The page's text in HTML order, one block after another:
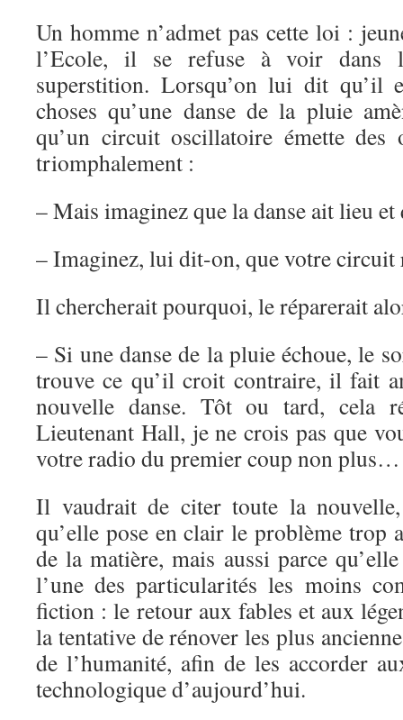
Un homme n’admet pas cette loi :
l’Ecole, il se refuse à voir dans
superstition. Lorsqu’on lui dit qu’il
choses qu’une danse de la pluie
qu’un circuit oscillatoire émette des
triomphalement :
– Mais imaginez que la danse ait lieu et
– Imaginez, lui dit-on, que votre circuit
Il chercherait pourquoi, le réparerait
– Si une danse de la pluie échoue, le
trouve ce qu’il croit contraire, il fait
nouvelle danse. Tôt ou tard, cela
Lieutenant Hall, je ne crois pas que
votre radio du premier coup non plus…
Il vaudrait de citer toute la
qu’elle pose en clair le problème trop
de la matière, mais aussi parce
l’une des particularités les moins
fiction : le retour aux fables et aux
la tentative de rénover les plus
de l’humanité, afin de les accorder
technologique d’aujourd’hui.